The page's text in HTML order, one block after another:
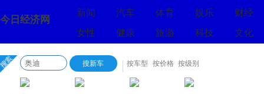
今日经济网
新闻 汽车 体育 娱乐
财经
女性
健康 旅游 科技 文化